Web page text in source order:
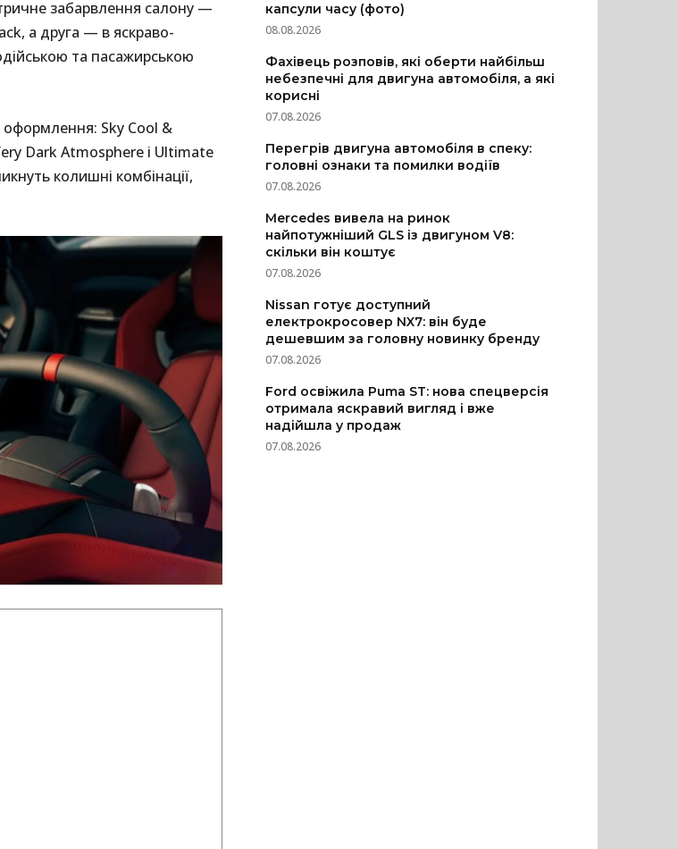
забарвлення салону —
а друга — в яскраво-
та пасажирською
оформлення: Sky Cool &
Dark Atmosphere і Ultimate
колишні комбінації,
капсули часу (фото)
08.08.2026
Фахівець розповів, які оберти найбільш
небезпечні для двигуна автомобіля, а які
корисні
07.08.2026
Перегрів двигуна автомобіля в спеку:
головні ознаки та помилки водіїв
07.08.2026
Mercedes вивела на ринок
найпотужніший GLS із двигуном V8:
скільки він коштує
07.08.2026
Nissan готує доступний
електрокросовер NX7: він буде
дешевшим за головну новинку бренду
07.08.2026
Ford освіжила Puma ST: нова спецверсія
отримала яскравий вигляд і вже
надійшла у продаж
07.08.2026